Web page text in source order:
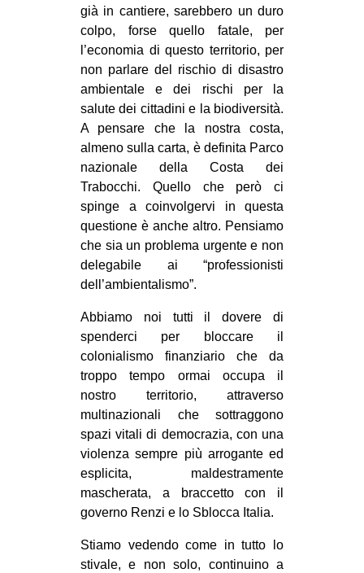
già in cantiere, sarebbero un duro
colpo, forse quello fatale, per
l’economia di questo territorio, per
non parlare del rischio di disastro
ambientale e dei rischi per la
salute dei cittadini e la biodiversità.
A pensare che la nostra costa,
almeno sulla carta, è definita Parco
nazionale della Costa dei
Trabocchi. Quello che però ci
spinge a coinvolgervi in questa
questione è anche altro. Pensiamo
che sia un problema urgente e non
delegabile ai “professionisti
dell’ambientalismo”.
Abbiamo noi tutti il dovere di
spenderci per bloccare il
colonialismo finanziario che da
troppo tempo ormai occupa il
nostro territorio, attraverso
multinazionali che sottraggono
spazi vitali di democrazia, con una
violenza sempre più arrogante ed
esplicita, maldestramente
mascherata, a braccetto con il
governo Renzi e lo Sblocca Italia.
Stiamo vedendo come in tutto lo
stivale, e non solo, continuino a